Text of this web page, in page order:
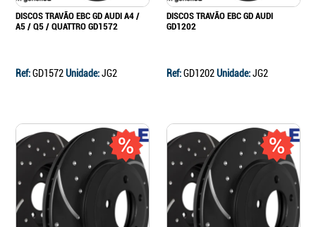
DISCOS TRAVÃO EBC GD AUDI A4 /
A5 / Q5 / QUATTRO GD1572
Ref:GD1572Unidade:JG2
DISCOS TRAVÃO EBC GD AUDI
GD1202
Ref:GD1202Unidade:JG2